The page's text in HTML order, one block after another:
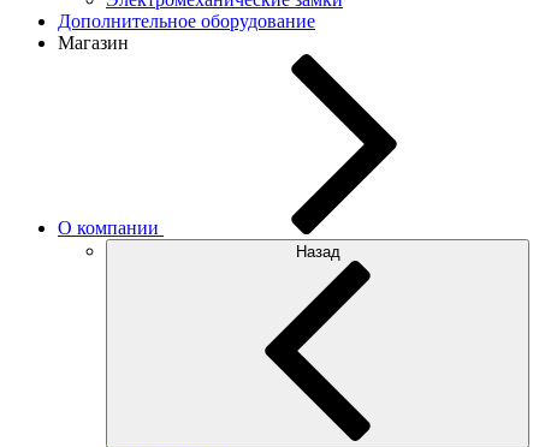
Дополнительное оборудование
Магазин
О компании
Назад